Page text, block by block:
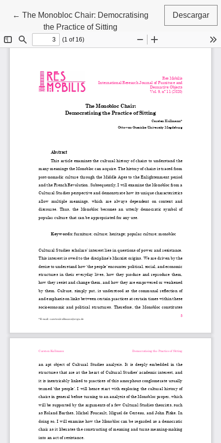
←Volver a los detalles del artículo
The Monobloc Chair: Democratising
the Practice of Sitting
Descargar